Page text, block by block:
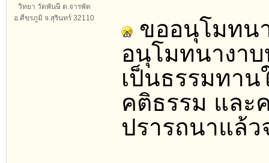
วิทยา วัดพันษี ต.จารพัต
อ.ศีขรภูมิ จ.สุรินทร์ 32110
ขออนุโมทน
อนุโมทนางา
เป็นธรรมทา
คติธรรม และ
ปรารถนาแล้ว